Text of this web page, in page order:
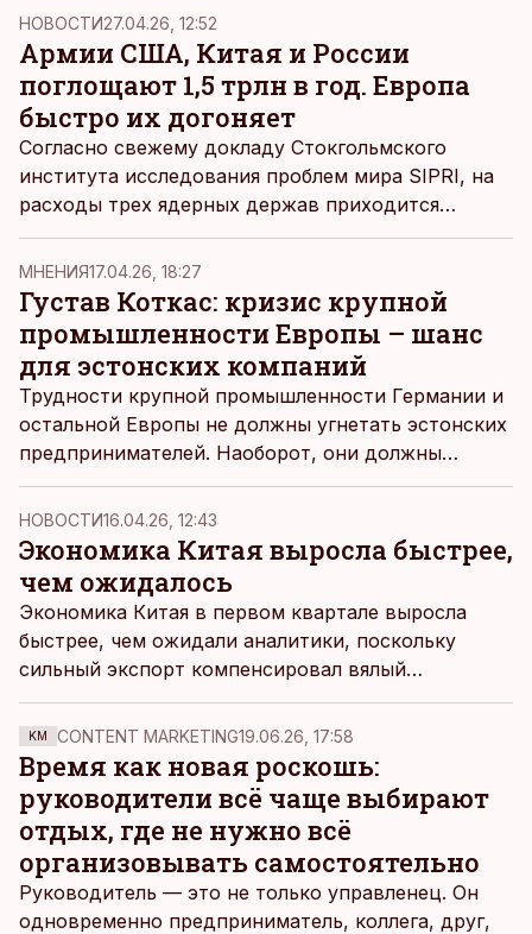
вызвано установкой нового оборудования, но
основная причина сокращений – падает спрос у
европейских автопроизводителей.
НОВОСТИ27.04.26, 12:52
Армии США, Китая и России
поглощают 1,5 трлн в год. Европа
быстро их догоняет
Согласно свежему докладу Стокгольмского
института исследования проблем мира SIPRI, на
расходы трех ядерных держав приходится
половина всех мировых оборонных расходов.
MНЕНИЯ17.04.26, 18:27
Густав Коткас: кризис крупной
промышленности Европы – шанс
для эстонских компаний
Трудности крупной промышленности Германии и
остальной Европы не должны угнетать эстонских
предпринимателей. Наоборот, они должны
побуждать еще активнее продвигать себя и
продавать, пишет руководитель экспортного
направления Союза машиностроительной
промышленности Эстонии Густав Коткас.
НОВОСТИ16.04.26, 12:43
Экономика Китая выросла быстрее,
чем ожидалось
Экономика Китая в первом квартале выросла
быстрее, чем ожидали аналитики, поскольку
сильный экспорт компенсировал вялый
внутренний спрос.
KM CONTENT MARKETING19.06.26, 17:58
Время как новая роскошь:
руководители всё чаще выбирают
отдых, где не нужно всё
организовывать самостоятельно
Руководитель — это не только управленец. Он
одновременно предприниматель, коллега, друг,